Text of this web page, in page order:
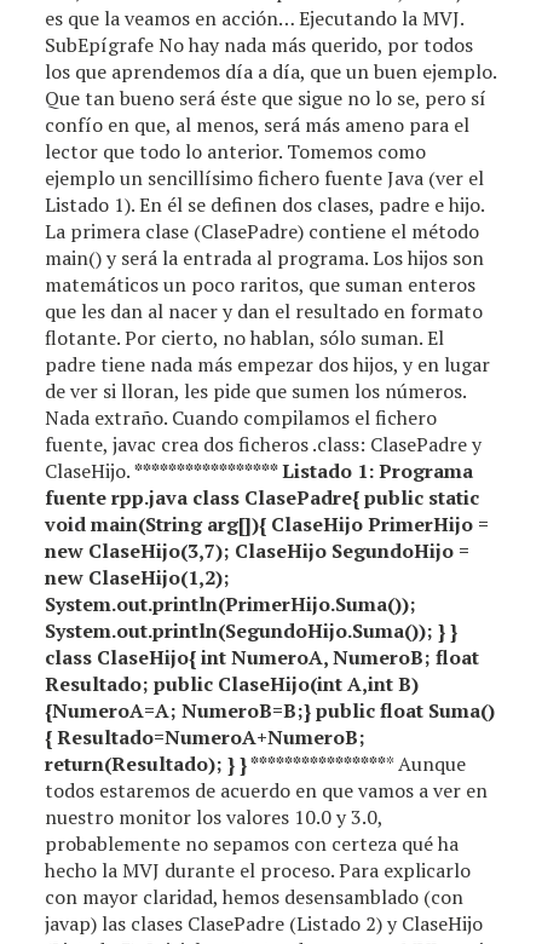
es que la veamos en acción… Ejecutando la MVJ.
SubEpígrafe No hay nada más querido, por todos
los que aprendemos día a día, que un buen ejemplo.
Que tan bueno será éste que sigue no lo se, pero sí
confío en que, al menos, será más ameno para el
lector que todo lo anterior. Tomemos como
ejemplo un sencillísimo fichero fuente Java (ver el
Listado 1). En él se definen dos clases, padre e hijo.
La primera clase (ClasePadre) contiene el método
main() y será la entrada al programa. Los hijos son
matemáticos un poco raritos, que suman enteros
que les dan al nacer y dan el resultado en formato
flotante. Por cierto, no hablan, sólo suman. El
padre tiene nada más empezar dos hijos, y en lugar
de ver si lloran, les pide que sumen los números.
Nada extraño. Cuando compilamos el fichero
fuente, javac crea dos ficheros .class: ClasePadre y
ClaseHijo.***************** Listado 1: Programa
fuente rpp.java class ClasePadre{ public static
void main(String arg[]){ ClaseHijo PrimerHijo =
new ClaseHijo(3,7); ClaseHijo SegundoHijo =
new ClaseHijo(1,2);
System.out.println(PrimerHijo.Suma());
System.out.println(SegundoHijo.Suma()); } }
class ClaseHijo{ int NumeroA, NumeroB; float
Resultado; public ClaseHijo(int A,int B)
{NumeroA=A; NumeroB=B;} public float Suma()
{ Resultado=NumeroA+NumeroB;
return(Resultado); } } ***************** Aunque
todos estaremos de acuerdo en que vamos a ver en
nuestro monitor los valores 10.0 y 3.0,
probablemente no sepamos con certeza qué ha
hecho la MVJ durante el proceso. Para explicarlo
con mayor claridad, hemos desensamblado (con
javap) las clases ClasePadre (Listado 2) y ClaseHijo